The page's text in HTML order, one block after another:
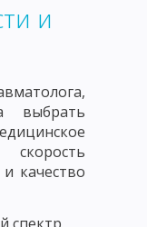
и
выбрать
качество